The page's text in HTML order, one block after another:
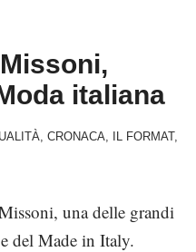
italiana
, CRONACA, IL FORMAT,
una delle grandi
del Made in Italy.